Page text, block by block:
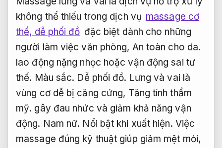
không thể thiếu trong dịch vụ massage cơ
thể, dễ phối đồ đặc biệt dành cho những
người làm việc văn phòng, An toàn cho da.
lao động nặng nhọc hoặc vận động sai tư
thế. Màu sắc. Dễ phối đồ. Lưng và vai là
vùng cơ dễ bị căng cứng, Tăng tính thẩm
mỹ. gây đau nhức và giảm khả năng vận
động. Nam nữ. Nổi bật khi xuất hiện. Việc
massage đúng kỹ thuật giúp giảm mệt mỏi,